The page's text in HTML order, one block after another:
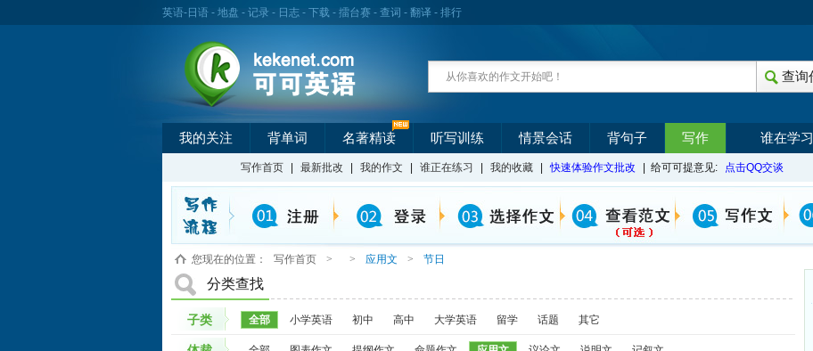
英语- 日语 - 地盘 - 记录 - 日志 - 下载 - 擂台赛 - 查词 - 翻译 - 排行
我的关注 背单词 名著精读 听写训练 情景会话 背句子 写作 谁在学习
写作首页 最新批改 我的作文 谁正在练习 我的收藏 快速体验作文批改 | 给可可提意见: 点击QQ交谈
您现在的位置： 写作首页 > > 应用文 > 节日
分类查找
子类 全部 小学英语 初中 高中 大学英语 留学 话题 其它